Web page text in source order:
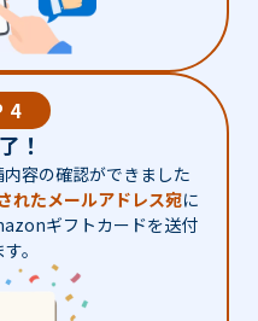
4
！
容の確認ができました
れたメールアドレス宛に
ギフトカードを送付
。